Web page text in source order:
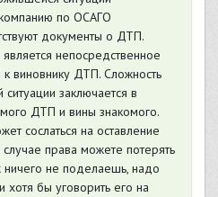
по ОСАГО
документы о ДТП.
непосредственное
виновнику ДТП. Сложность
заключается в
ДТП и вины знакомого.
сослаться на оставление
права можете потерять
не поделаешь, надо
хотя бы уговорить его на